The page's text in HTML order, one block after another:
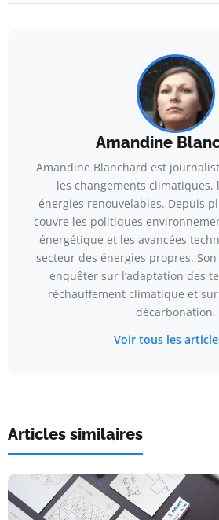
Amandine
Amandine Blanchard est
les changements climatiques,
énergies renouvelables. Depuis
couvre les politiques
énergétique et les avancées
secteur des énergies propres. Son
enquêter sur l’adaptation des
réchauffement climatique et
décarbonation.
Voir tous les
Articles similaires